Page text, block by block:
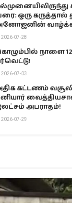
ஒரு
2026-07-28
நாளை
2026-07-03
கட்டணம்
அபராதம்!
2026-07-29